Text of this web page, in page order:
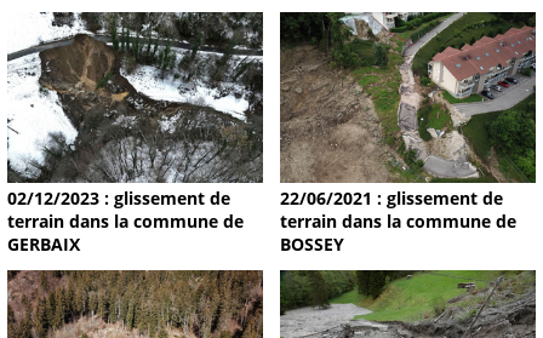
02/12/2023 : glissement de
terrain dans la commune de
GERBAIX
22/06/2021 : glissement de
terrain dans la commune de
BOSSEY